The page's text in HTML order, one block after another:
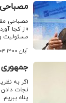
مصباحی
«از کجا
مسئولیت
۰۴ آبان ۱۴۰۰
اگر به
نجات دادن
پناه ببریم.